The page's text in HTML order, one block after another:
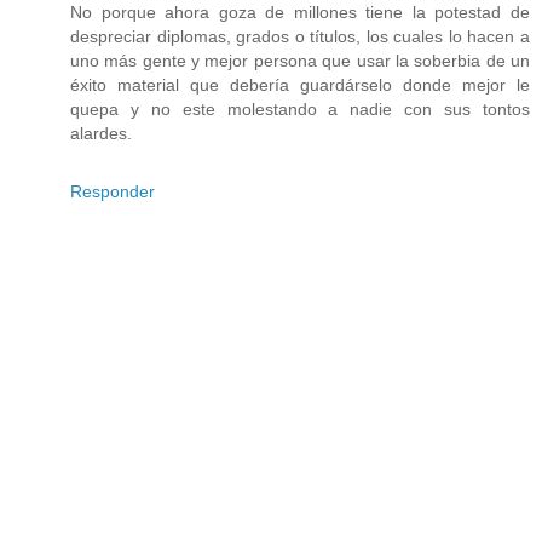
No porque ahora goza de millones tiene la potestad de
despreciar diplomas, grados o títulos, los cuales lo hacen a
uno más gente y mejor persona que usar la soberbia de un
éxito material que debería guardárselo donde mejor le
quepa y no este molestando a nadie con sus tontos
alardes.
Responder